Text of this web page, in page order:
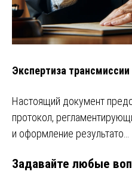
Экспертиза трансмиссии
Настоящий документ
протокол,
и оформление результато…
Задавайте любые